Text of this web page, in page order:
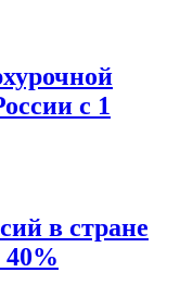
с 1
в стране